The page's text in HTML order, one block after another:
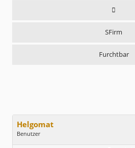
SFirm
Furchtbar
Helgomat
Benutzer
Geschlecht:
keine Angabe